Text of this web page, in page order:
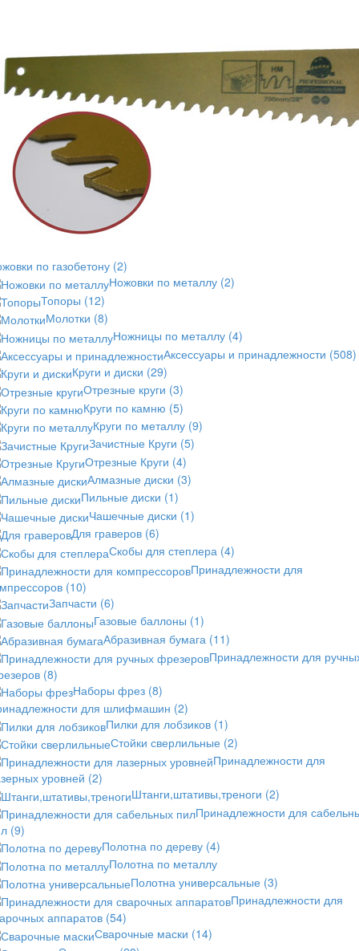
по газобетону (2)
Ножовки по металлу (2)
Топоры (12)
Молотки (8)
Ножницы по металлу (4)
Аксессуары и принадлежности (508)
Круги и диски (29)
Отрезные круги (3)
Круги по камню (5)
Круги по металлу (9)
Зачистные Круги (5)
Отрезные Круги (4)
Алмазные диски (3)
Пильные диски (1)
Чашечные диски (1)
Для граверов (6)
Скобы для степлера (4)
Принадлежности для
(10)
Запчасти (6)
Газовые баллоны (1)
Абразивная бумага (11)
Принадлежности для
(8)
Наборы фрез (8)
для шлифмашин (2)
Пилки для лобзиков (1)
Стойки сверлильные (2)
Принадлежности для
уровней (2)
Штанги,штативы,треноги (2)
Принадлежности для
(9)
Полотна по дереву (4)
Полотна по металлу
Полотна универсальные (3)
Принадлежности для
аппаратов (54)
Сварочные маски (14)